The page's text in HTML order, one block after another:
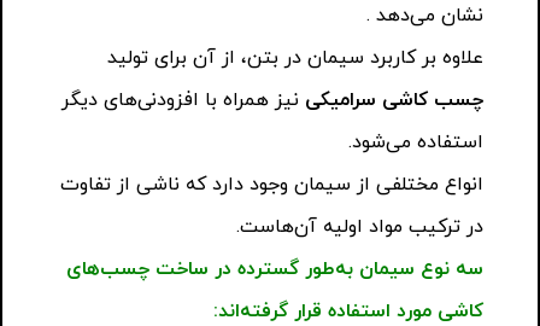
نشان می‌دهد .
علاوه بر کاربرد سیمان در بتن، از آن برای تولید
چسب کاشی سرامیکی نیز همراه با افزودنی‌های دیگر
استفاده می‌شود.
انواع مختلفی از سیمان وجود دارد که ناشی از تفاوت
در ترکیب مواد اولیه آن‌هاست.
سه نوع سیمان به‌طور گسترده در ساخت چسب‌های
کاشی مورد استفاده قرار گرفته‌اند: